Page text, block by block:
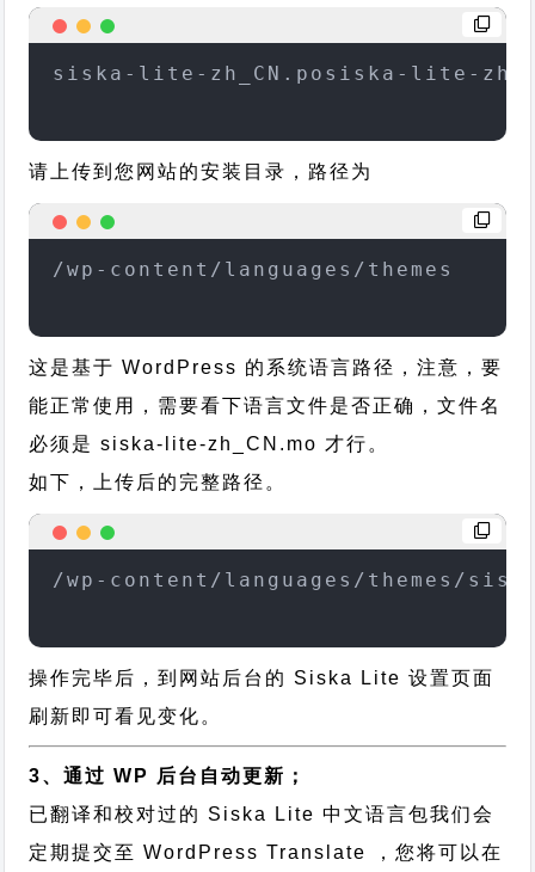
siska-lite-zh_CN.posiska-lite-
请上传到您网站的安装目录，路径为
/wp-content/languages/themes
这是基于 WordPress 的系统语言路径，注意，要
能正常使用，需要看下语言文件是否正确，文件名
必须是 siska-lite-zh_CN.mo 才行。
如下，上传后的完整路径。
/wp-content/languages/themes/
操作完毕后，到网站后台的 Siska Lite 设置页面
刷新即可看见变化。
3、通过 WP 后台自动更新；
已翻译和校对过的 Siska Lite 中文语言包我们会
定期提交至 WordPress Translate ，您将可以在